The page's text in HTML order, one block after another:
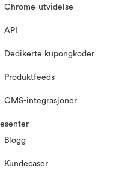
Chrome-utvidelse
API
Dedikerte kupongkoder
Produktfeeds
CMS-integrasjoner
Blogg
Kundecaser